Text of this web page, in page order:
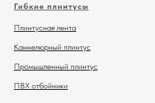
Гибкие плинтусы
Плинтусная лента
Каннелюрный плинтус
Промышленный плинтус
ПВХ отбойники